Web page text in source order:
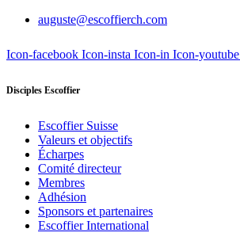
auguste@escoffierch.com
Icon-facebook Icon-insta Icon-in Icon-youtube
Disciples Escoffier
Escoffier Suisse
Valeurs et objectifs
Écharpes
Comité directeur
Membres
Adhésion
Sponsors et partenaires
Escoffier International